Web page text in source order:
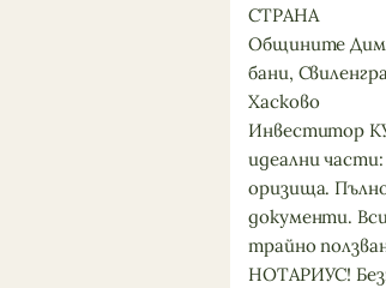
СТРАНА
Общините
бани,
Хасково
Инвеститор
идеални
оризища.
документи.
трайно
НОТАРИУС!